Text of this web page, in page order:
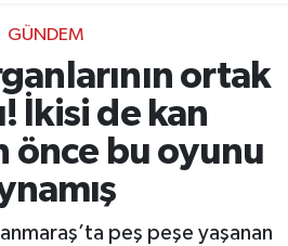
GÜNDEM
ortak
İkisi de kan
önce bu oyunu
peş peşe yaşanan
ve Fikstür